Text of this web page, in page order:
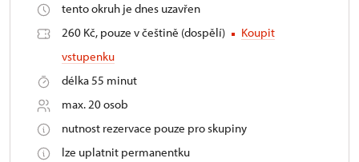
tento okruh je dnes uzavřen
260 Kč, pouze v češtině (dospělí)
Koupit
vstupenku
délka 55 minut
max. 20 osob
nutnost rezervace pouze pro skupiny
lze uplatnit permanentku